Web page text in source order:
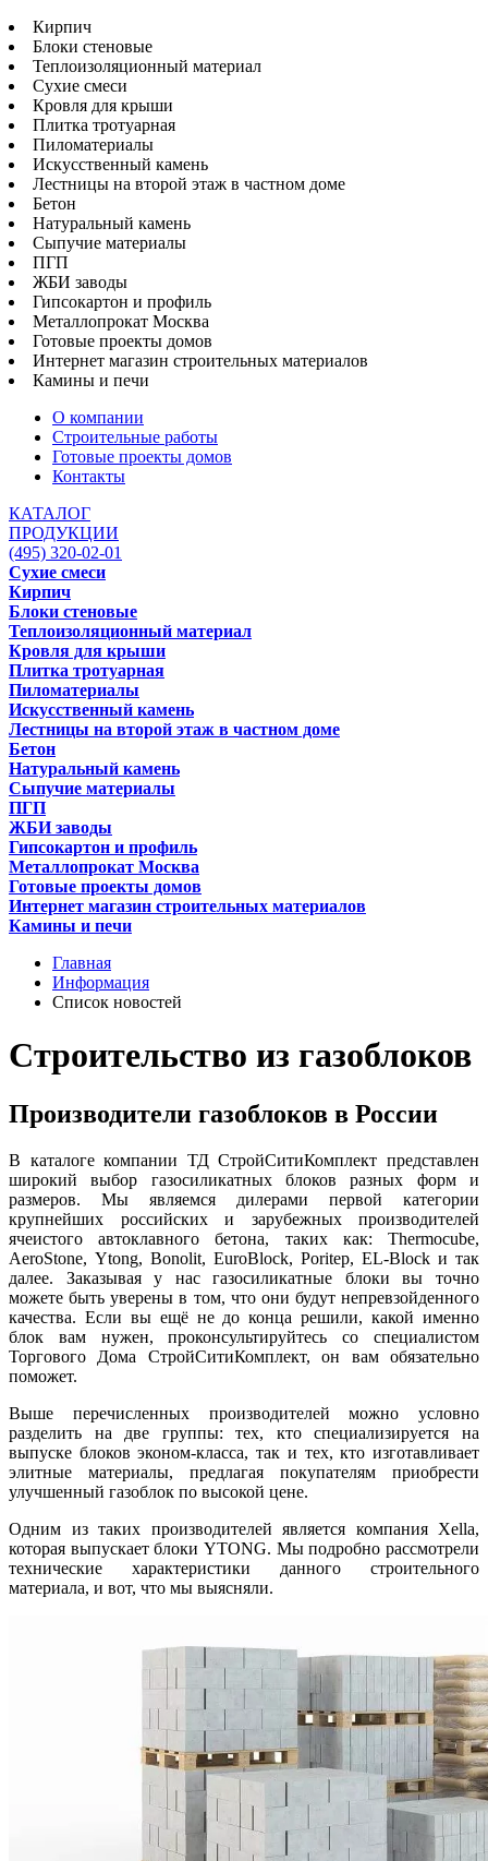
Кирпич
Блоки стеновые
Теплоизоляционный материал
Сухие смеси
Кровля для крыши
Плитка тротуарная
Пиломатериалы
Искусственный камень
Лестницы на второй этаж в частном доме
Бетон
Натуральный камень
Сыпучие материалы
ПГП
ЖБИ заводы
Гипсокартон и профиль
Металлопрокат Москва
Готовые проекты домов
Интернет магазин строительных материалов
Камины и печи
О компании
Строительные работы
Готовые проекты домов
Контакты
КАТАЛОГ
ПРОДУКЦИИ
(495) 320-02-01
Сухие смеси
Кирпич
Блоки стеновые
Теплоизоляционный материал
Кровля для крыши
Плитка тротуарная
Пиломатериалы
Искусственный камень
Лестницы на второй этаж в частном доме
Бетон
Натуральный камень
Сыпучие материалы
ПГП
ЖБИ заводы
Гипсокартон и профиль
Металлопрокат Москва
Готовые проекты домов
Интернет магазин строительных материалов
Камины и печи
Главная
Информация
Список новостей
Строительство из газоблоков
Производители газоблоков в России
В каталоге компании ТД СтройСитиКомплект представлен
широкий выбор газосиликатных блоков разных форм и
размеров. Мы являемся дилерами первой категории
крупнейших российских и зарубежных производителей
ячеистого автоклавного бетона, таких как: Thermocube,
AeroStone, Ytong, Bonolit, EuroBloсk, Poritep, EL-Block и так
далее. Заказывая у нас газосиликатные блоки вы точно
можете быть уверены в том, что они будут непревзойденного
качества. Если вы ещё не до конца решили, какой именно
блок вам нужен, проконсультируйтесь со специалистом
Торгового Дома СтройСитиКомплект, он вам обязательно
поможет.
Выше перечисленных производителей можно условно
разделить на две группы: тех, кто специализируется на
выпуске блоков эконом-класса, так и тех, кто изготавливает
элитные материалы, предлагая покупателям приобрести
улучшенный газоблок по высокой цене.
Одним из таких производителей является компания Xella,
которая выпускает блоки YTONG. Мы подробно рассмотрели
технические характеристики данного строительного
материала, и вот, что мы выясняли.